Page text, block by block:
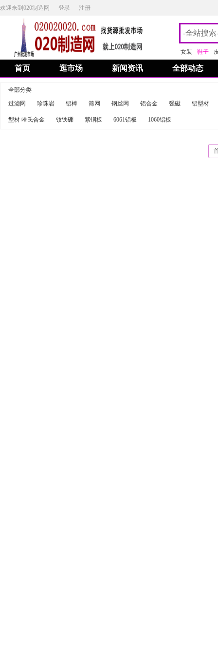
欢迎来到020制造网 登录 注册
女装 鞋子
首页 逛市场 新闻资讯 全部动态
全部分类
过滤网
珍珠岩 铝棒 筛网 钢丝网 铝合金 强磁 铝型材
型材 哈氏合金 钕铁硼 紫铜板 6061铝板 1060铝板